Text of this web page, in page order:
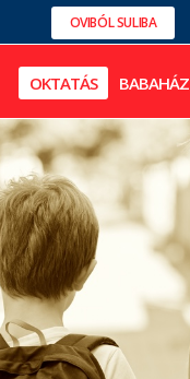
OVIBÓL SULIBA
OKTATÁS BABAHÁZ